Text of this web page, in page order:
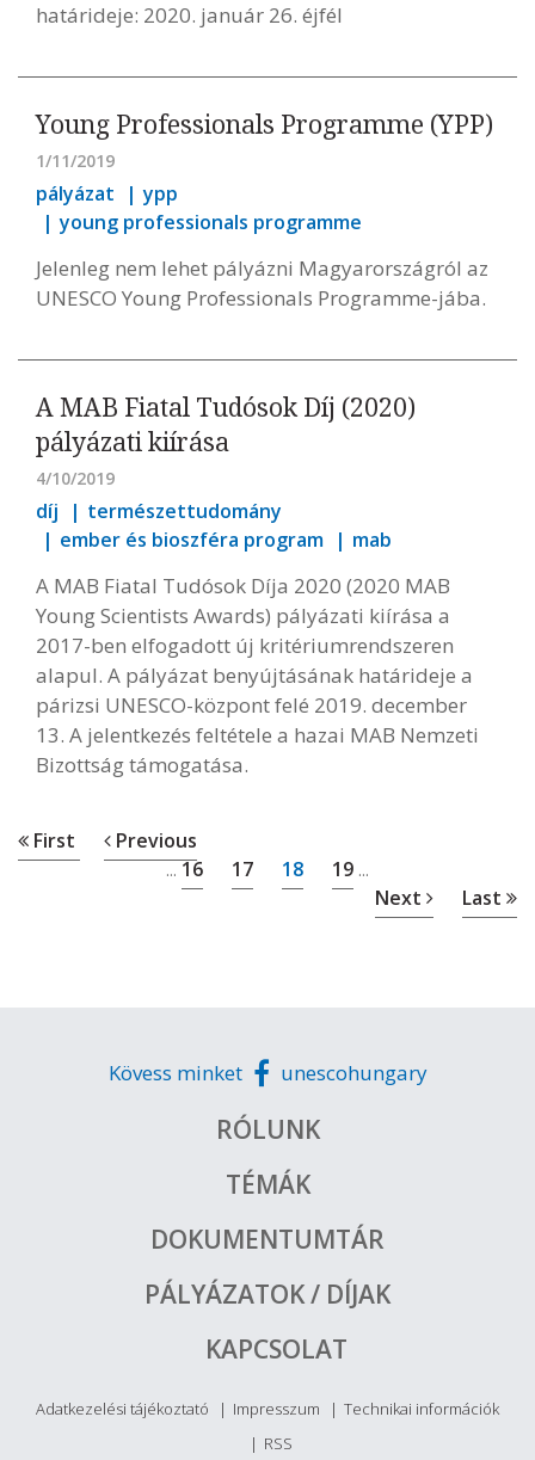
határideje: 2020. január 26. éjfél
Young Professionals Programme (YPP)
1/11/2019
pályázat
ypp
young professionals programme
Jelenleg nem lehet pályázni Magyarországról az
UNESCO Young Professionals Programme-jába.
A MAB Fiatal Tudósok Díj (2020)
pályázati kiírása
4/10/2019
díj
természettudomány
ember és bioszféra program
mab
A MAB Fiatal Tudósok Díja 2020 (2020 MAB
Young Scientists Awards) pályázati kiírása a
2017-ben elfogadott új kritériumrendszeren
alapul. A pályázat benyújtásának határideje a
párizsi UNESCO-központ felé 2019. december
13. A jelentkezés feltétele a hazai MAB Nemzeti
Bizottság támogatása.
First Previous
... 16 17 18 19 ...
Next Last
Kövess minket unescohungary
RÓLUNK
TÉMÁK
DOKUMENTUMTÁR
PÁLYÁZATOK / DÍJAK
KAPCSOLAT
Adatkezelési tájékoztató Impresszum
Technikai információk
RSS